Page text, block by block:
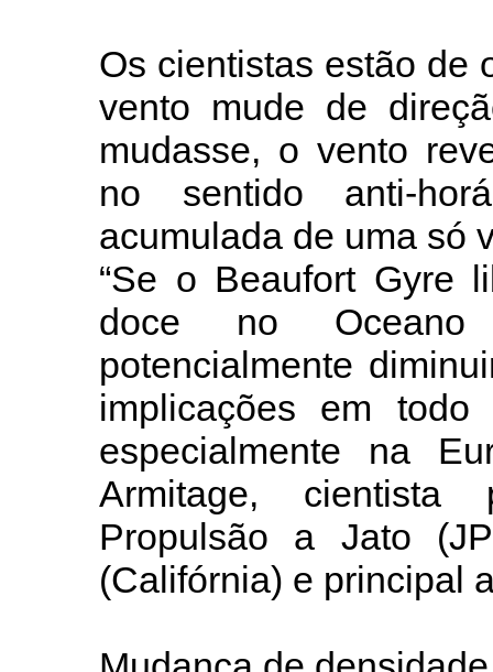
Os cientistas estão de
vento mude de
mudasse, o vento
no sentido anti-
acumulada de uma só
“Se o Beaufort Gyre
doce no Oceano
potencialmente
implicações em
especialmente na
Armitage,
Propulsão a Jato
(Califórnia) e principal